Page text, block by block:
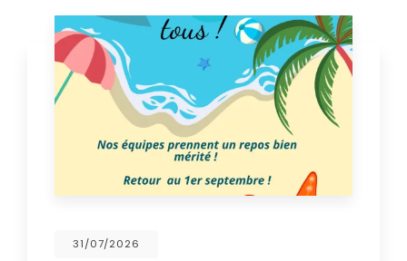
31/07/2026